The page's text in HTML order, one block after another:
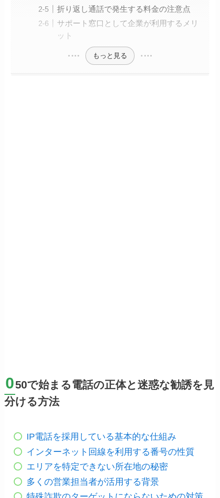
折り返し通話で発生する料金の注意点
サポート窓口として企業が利用するメリ
ット
もっと見る
050で始まる電話の正体と迷惑な勧誘を見
分ける方法
IP電話を採用している基本的な仕組み
インターネット回線を利用する番号の性質
エリアを特定できない所在地の秘密
多くの営業担当者が活用する背景